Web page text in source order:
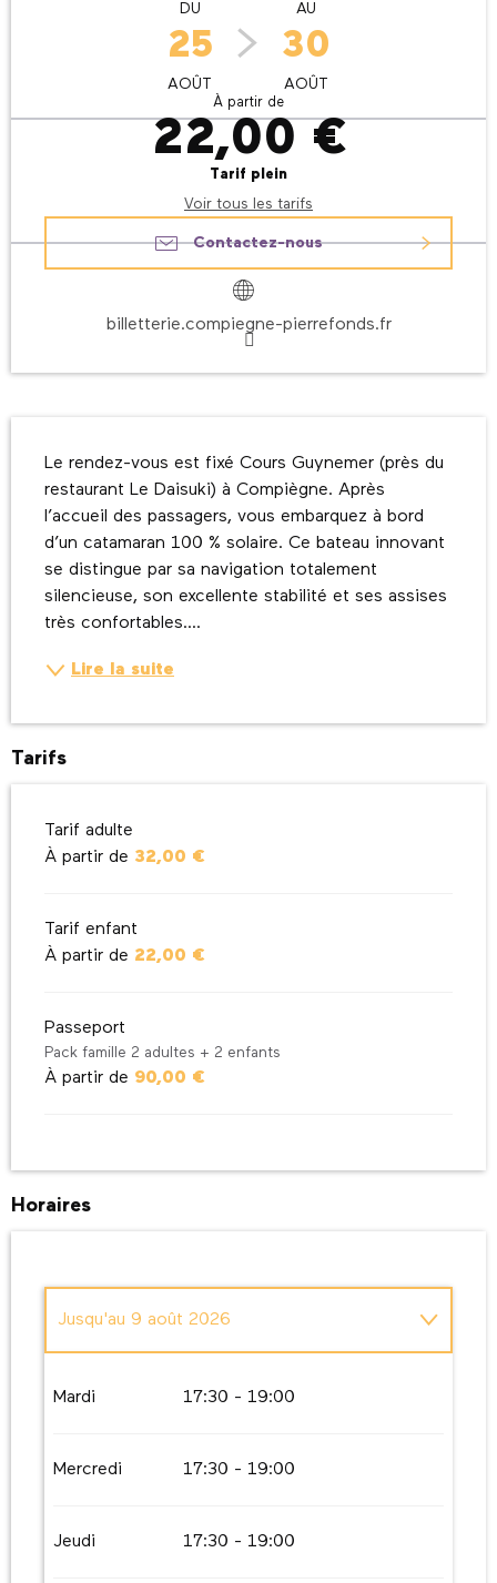
DU
25
AOÛT
AU
30
AOÛT
À partir de
22,00 €
Tarif plein
Voir tous les tarifs
Contactez-nous
billetterie.compiegne-pierrefonds.fr
Le rendez-vous est fixé Cours Guynemer (près du
restaurant Le Daisuki) à Compiègne. Après
l’accueil des passagers, vous embarquez à bord
d’un catamaran 100 % solaire. Ce bateau innovant
se distingue par sa navigation totalement
silencieuse, son excellente stabilité et ses assises
très confortables....
Lire la suite
Tarifs
Tarif adulte
À partir de 32,00 €
Tarif enfant
À partir de 22,00 €
Passeport
Pack famille 2 adultes + 2 enfants
À partir de 90,00 €
Horaires
Jusqu'au 9 août 2026
Mardi 17:30 - 19:00
Mercredi 17:30 - 19:00
Jeudi 17:30 - 19:00